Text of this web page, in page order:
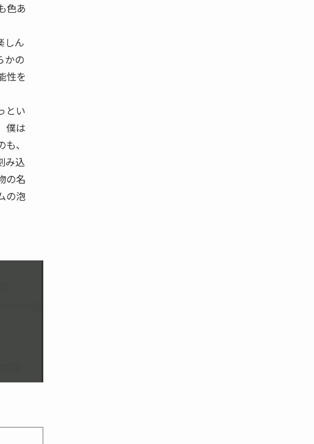
色あ
しん
かの
性を
とい
僕は
、
み込
の名
の泡